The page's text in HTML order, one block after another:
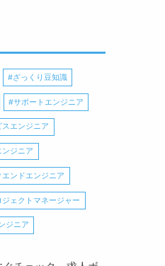
ざっくり豆知識
サポートエンジニア
スエンジニア
ジニア
エンドエンジニア
ジェクトマネージャー
ジニア